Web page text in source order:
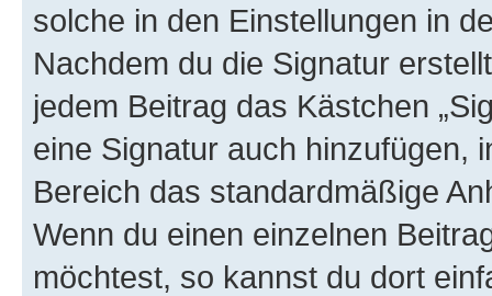
solche in den Einstellungen in
Nachdem du die Signatur
jedem Beitrag das Kästchen
eine Signatur auch hinzufügen,
Bereich das standardmäßige
Wenn du einen einzelnen
möchtest, so kannst du dort